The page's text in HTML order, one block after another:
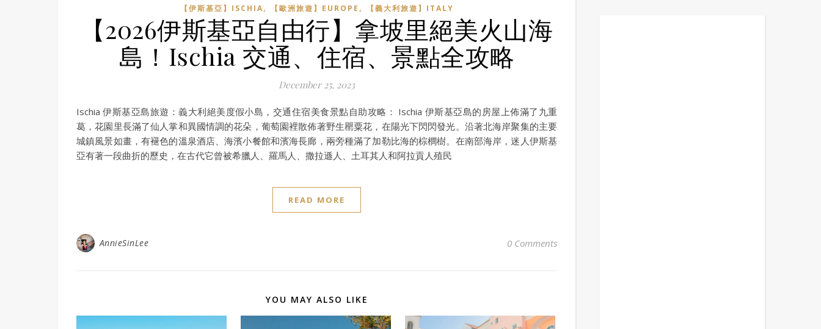
【伊斯基亞】ISCHIA, 【歐洲旅遊】EUROPE , 【義大利旅遊】ITALY
【2026伊斯基亞自由行】拿坡里絕美火山海
島！Ischia 交通、住宿、景點全攻略
December 25, 2023
Ischia 伊斯基亞島旅遊：義大利絕美度假小島，交通住宿美食景點自助攻略： Ischia 伊斯基亞島的房屋上佈滿了九重
葛，花園里長滿了仙人掌和異國情調的花朵，葡萄園裡散佈著野生罌粟花，在陽光下閃閃發光。沿著北海岸聚集的主要
城鎮風景如畫，有褪色的溫泉酒店、海濱小餐館和濱海長廊，兩旁種滿了加勒比海的棕櫚樹。在南部海岸，迷人伊斯基
亞有著一段曲折的歷史，在古代它曾被希臘人、羅馬人、撒拉遜人、土耳其人和阿拉貢人殖民
READ MORE
AnnieSinLee 0 Comments
YOU MAY ALSO LIKE